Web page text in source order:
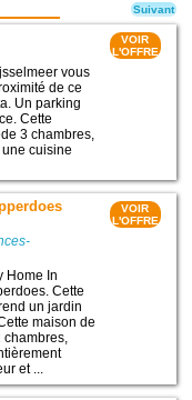
vous
de ce
Un parking
Cette
3 chambres,
cuisine
VOIR
L'OFFRE
Home In
Cette
un jardin
maison de
chambres,
et ...
VOIR
L'OFFRE
Suivant